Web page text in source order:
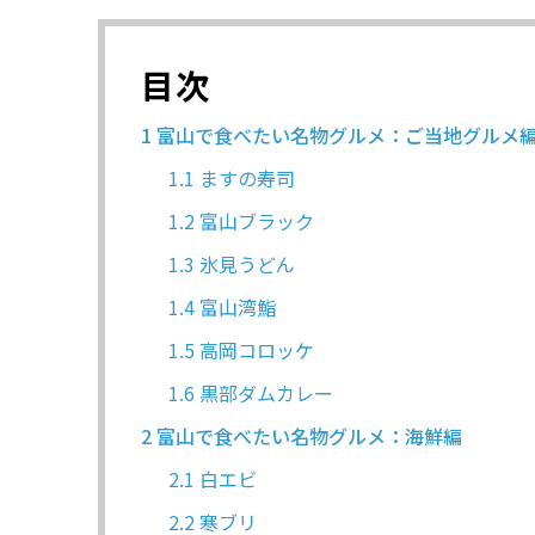
目次
1 富山で食べたい名物グルメ：ご当地グルメ
1.1 ますの寿司
1.2富山ブラック
1.3 氷見うどん
1.4富山湾鮨
1.5 高岡コロッケ
1.6 黒部ダムカレー
2 富山で食べたい名物グルメ：海鮮編
2.1 白エビ
2.2寒ブリ